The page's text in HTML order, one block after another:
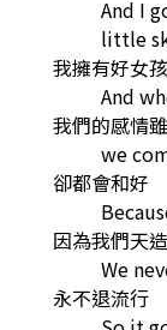
And I
little
我擁有好女
And
我們的感情
we
卻都會和好
因為我們天
We
永不退流行